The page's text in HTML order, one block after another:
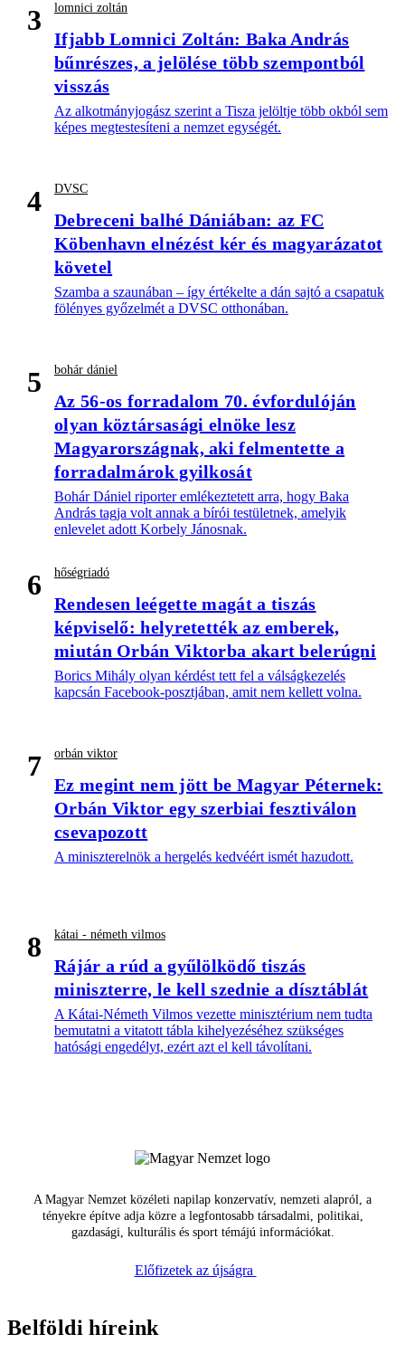
3 lomnici zoltán
Ifjabb Lomnici Zoltán: Baka András
bűnrészes, a jelölése több szempontból
visszás
Az alkotmányjogász szerint a Tisza jelöltje több okból sem
képes megtestesíteni a nemzet egységét.
4 DVSC
Debreceni balhé Dániában: az FC
Köbenhavn elnézést kér és magyarázatot
követel
Szamba a szaunában – így értékelte a dán sajtó a csapatuk
fölényes győzelmét a DVSC otthonában.
5 bohár dániel
Az 56-os forradalom 70. évfordulóján
olyan köztársasági elnöke lesz
Magyarországnak, aki felmentette a
forradalmárok gyilkosát
Bohár Dániel riporter emlékeztetett arra, hogy Baka
András tagja volt annak a bírói testületnek, amelyik
enlevelet adott Korbely Jánosnak.
6 hőségriadó
Rendesen leégette magát a tiszás
képviselő: helyretették az emberek,
miután Orbán Viktorba akart belerúgni
Borics Mihály olyan kérdést tett fel a válságkezelés
kapcsán Facebook-posztjában, amit nem kellett volna.
7 orbán viktor
Ez megint nem jött be Magyar Péternek:
Orbán Viktor egy szerbiai fesztiválon
csevapozott
A miniszterelnök a hergelés kedvéért ismét hazudott.
8 kátai - németh vilmos
Rájár a rúd a gyűlölködő tiszás
miniszterre, le kell szednie a dísztáblát
A Kátai-Németh Vilmos vezette minisztérium nem tudta
bemutatni a vitatott tábla kihelyezéséhez szükséges
hatósági engedélyt, ezért azt el kell távolítani.
A Magyar Nemzet közéleti napilap konzervatív, nemzeti alapról, a
tényekre építve adja közre a legfontosabb társadalmi, politikai,
gazdasági, kulturális és sport témájú információkat.
Előfizetek az újságra
Belföldi híreink